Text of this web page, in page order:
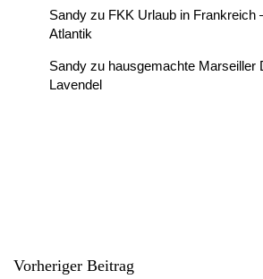
Sandy zu FKK Urlaub in Frankreich
Atlantik
Sandy zu hausgemachte Marseiller
Lavendel
Vorheriger Beitrag